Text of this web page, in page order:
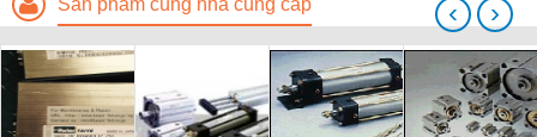
Sản phẩm cùng nhà cung cấp ‹ ›